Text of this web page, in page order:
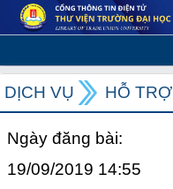
DỊCH VỤ HỖ TRỢ
Ngày đăng bài:
19/09/2019 14:55